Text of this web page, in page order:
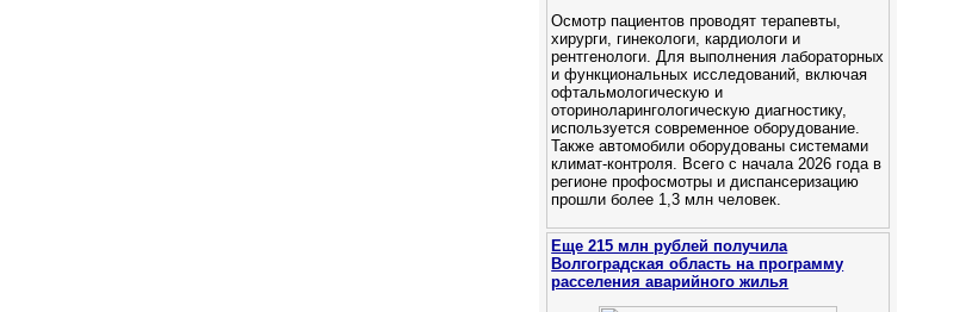
Осмотр пациентов проводят терапевты,
хирурги, гинекологи, кардиологи и
рентгенологи. Для выполнения лабораторных
и функциональных исследований, включая
офтальмологическую и
оториноларингологическую диагностику,
используется современное оборудование.
Также автомобили оборудованы системами
климат-контроля. Всего с начала 2026 года в
регионе профосмотры и диспансеризацию
прошли более 1,3 млн человек.
Еще 215 млн рублей получила
Волгоградская область на программу
расселения аварийного жилья